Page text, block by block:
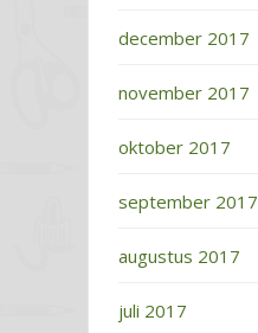
december 2017
november 2017
oktober 2017
september 2017
augustus 2017
juli 2017